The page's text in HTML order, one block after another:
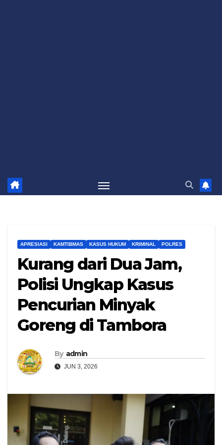
APRESIASI KAMTIBMAS KASUS HUKUM KRIMINAL POLRES
Kurang dari Dua Jam,
Polisi Ungkap Kasus
Pencurian Minyak
Goreng di Tambora
By admin
JUN 3, 2026